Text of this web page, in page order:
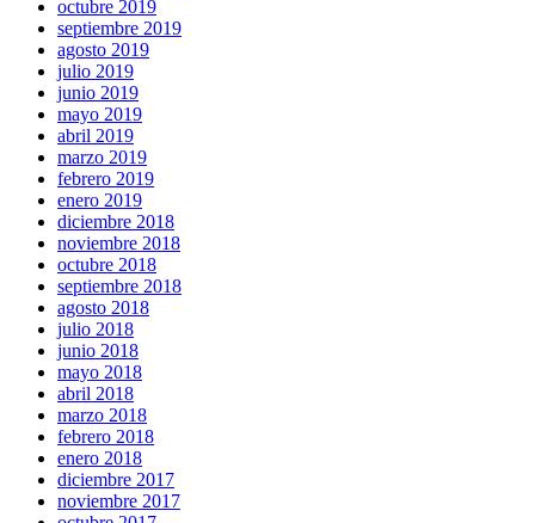
octubre 2019
septiembre 2019
agosto 2019
julio 2019
junio 2019
mayo 2019
abril 2019
marzo 2019
febrero 2019
enero 2019
diciembre 2018
noviembre 2018
octubre 2018
septiembre 2018
agosto 2018
julio 2018
junio 2018
mayo 2018
abril 2018
marzo 2018
febrero 2018
enero 2018
diciembre 2017
noviembre 2017